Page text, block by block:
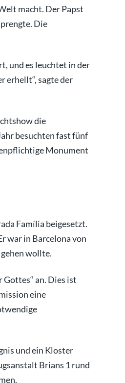
macht. Der Papst
Die
und es leuchtet in der
erhellt“, sagte der
die
besuchten fast fünf
Monument
Família beigesetzt.
war in Barcelona von
wollte.
an. Dies ist
eine
und ein Kloster
Brians 1 rund